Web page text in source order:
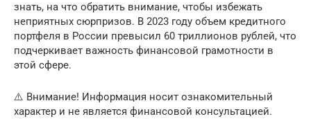
знать, на что обратить внимание, чтобы избежать
неприятных сюрпризов. В 2023 году объем кредитного
портфеля в России превысил 60 триллионов рублей, что
подчеркивает важность финансовой грамотности в
этой сфере.
⚠️ Внимание! Информация носит ознакомительный
характер и не является финансовой консультацией.